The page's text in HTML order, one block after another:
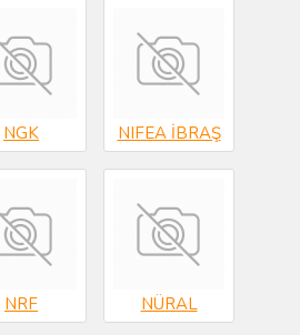
NGK NIFEA İBRAŞ
NRF NÜRAL